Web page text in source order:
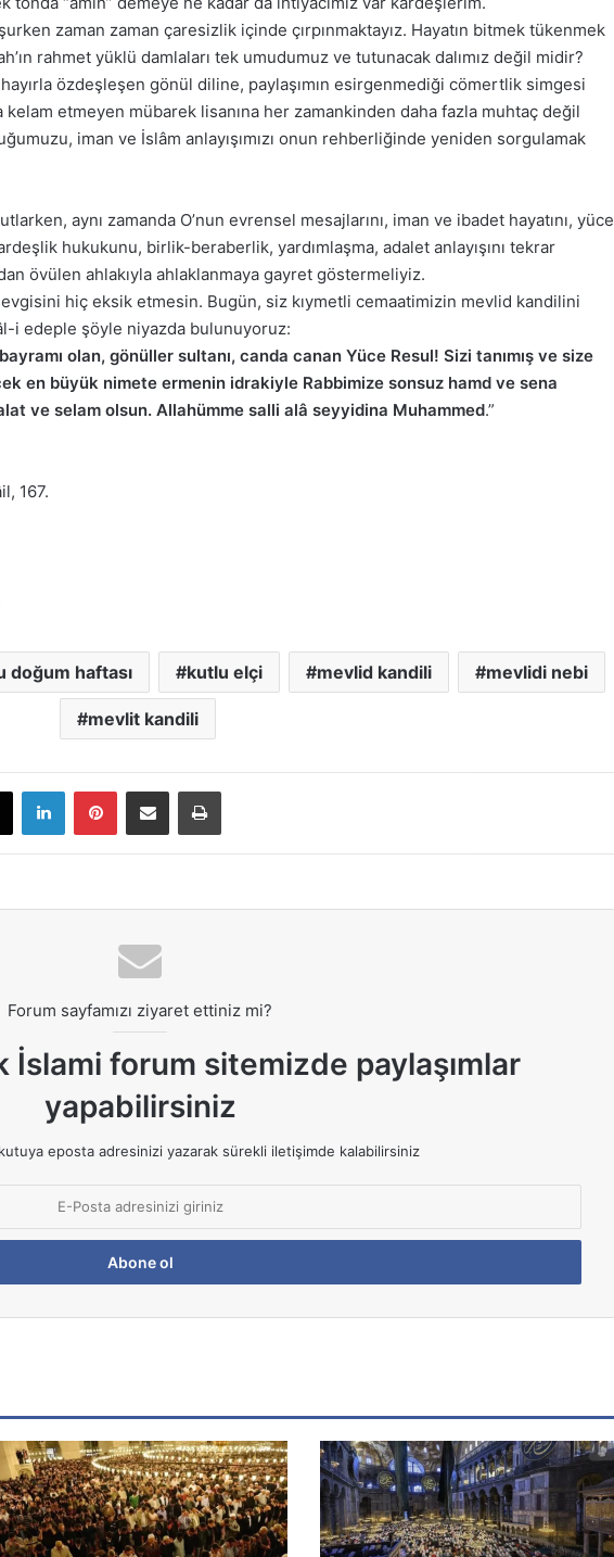
zaman zaman çaresizlik içinde çırpınmaktayız. Hayatın bitmek tükenmek
rahmet yüklü damlaları tek umudumuz ve tutunacak dalımız değil midir?
özdeşleşen gönül diline, paylaşımın esirgenmediği cömertlik simgesi
etmeyen mübarek lisanına her zamankinden daha fazla muhtaç değil
iman ve İslâm anlayışımızı onun rehberliğinde yeniden sorgulamak
aynı zamanda O’nun evrensel mesajlarını, iman ve ibadet hayatını, yüce
hukukunu, birlik-beraberlik, yardımlaşma, adalet anlayışını tekrar
övülen ahlakıyla ahlaklanmaya gayret göstermeliyiz.
hiç eksik etmesin. Bugün, siz kıymetli cemaatimizin mevlid kandilini
i edeple şöyle niyazda bulunuyoruz:
olan, gönüller sultanı, canda canan Yüce Resul! Sizi tanımış ve size
en büyük nimete ermenin idrakiyle Rabbimize sonsuz hamd ve sena
ve selam olsun. Allahümme salli alâ seyyidina Muhammed.”
167.
doğum haftası kutlu elçi mevlid kandili mevlidi nebi
mevlit kandili
Forum sayfamızı ziyaret ettiniz mi?
İslami forum sitemizde paylaşımlar
yapabilirsiniz
eposta adresinizi yazarak sürekli iletişimde kalabilirsiniz